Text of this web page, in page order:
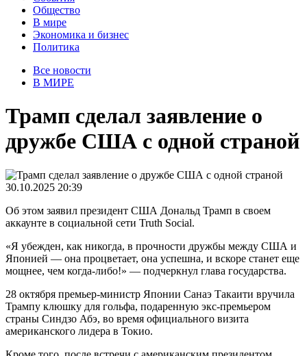
Общество
В мире
Экономика и бизнес
Политика
Все новости
В МИРЕ
Трамп сделал заявление о
дружбе США с одной страной
30.10.2025 20:39
Об этом заявил президент США Дональд Трамп в своем
аккаунте в социальной сети Truth Social.
«Я убежден, как никогда, в прочности дружбы между США и
Японией — она процветает, она успешна, и вскоре станет еще
мощнее, чем когда-либо!» — подчеркнул глава государства.
28 октября премьер-министр Японии Санаэ Такаити вручила
Трампу клюшку для гольфа, подаренную экс-премьером
страны Синдзо Абэ, во время официального визита
американского лидера в Токио.